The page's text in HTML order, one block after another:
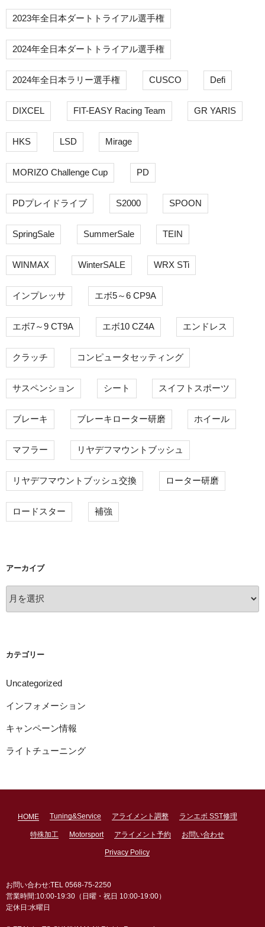
2023年全日本ダートトライアル選手権
2024年全日本ダートトライアル選手権
2024年全日本ラリー選手権 CUSCO Defi
DIXCEL FIT-EASY Racing Team GR YARIS
HKS LSD Mirage
MORIZO Challenge Cup PD
PDプレイドライブ S2000 SPOON
SpringSale SummerSale TEIN
WINMAX WinterSALE WRX STi
インプレッサ エボ5～6 CP9A
エボ7～9 CT9A エボ10 CZ4A エンドレス
クラッチ コンピュータセッティング
サスペンション シート スイフトスポーツ
ブレーキ ブレーキローター研磨 ホイール
マフラー リヤデフマウントブッシュ
リヤデフマウントブッシュ交換 ローター研磨
ロードスター 補強
アーカイブ
ー
カテゴリー
Uncategorized
インフォメーション
キャンペーン情報
ライトチューニング
HOME Tuning&Service アライメント調整 ランエボ SST修理
特殊加工 Motorsport アライメント予約 お問い合わせ
Privacy Policy
お問い合わせ:TEL 0568-75-2250
営業時間:10:00-19:30（日曜・祝日 10:00-19:00）
定休日:水曜日